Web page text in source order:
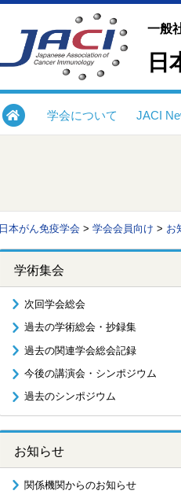
一般
日
学会について JACI
日本がん免疫学会 > 学会会員向け > お
学術集会
次回学会総会
過去の学術総会・抄録集
過去の関連学会総会記録
今後の講演会・シンポジウム
過去のシンポジウム
お知らせ
関係機関からのお知らせ